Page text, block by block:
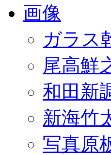
画像
ガラス
尾高鮮
和田新
新海竹
写真原